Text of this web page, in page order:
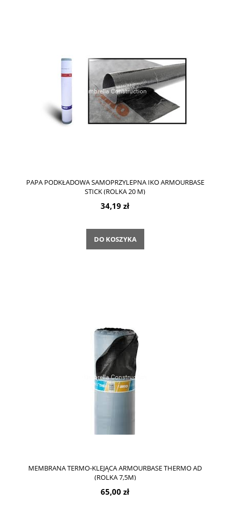
PAPA PODKŁADOWA SAMOPRZYLEPNA IKO ARMOURBASE
STICK (ROLKA 20 M)
34,19 zł
DO KOSZYKA
MEMBRANA TERMO-KLEJĄCA ARMOURBASE THERMO AD
(ROLKA 7,5M)
65,00 zł